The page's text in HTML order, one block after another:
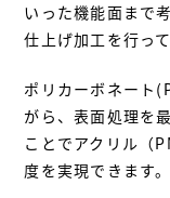
いった機能面まで
仕上げ加工を行って
ポリカーボネート
がら、表面処理を
ことでアクリル（
度を実現できます。